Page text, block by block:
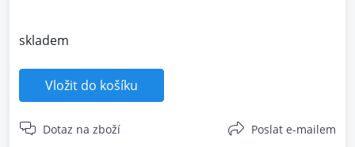
skladem
Vložit do košíku
Dotaz na zboží Poslat e-mailem